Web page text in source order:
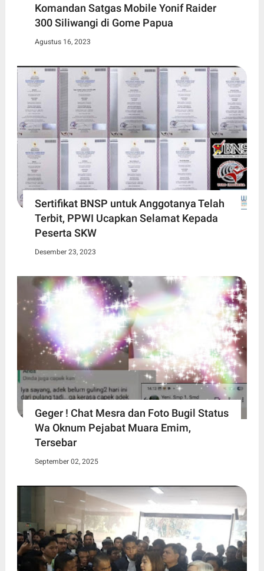
Komandan Satgas Mobile Yonif Raider
300 Siliwangi di Gome Papua
Agustus 16, 2023
Sertifikat BNSP untuk Anggotanya Telah
Terbit, PPWI Ucapkan Selamat Kepada
Peserta SKW
Desember 23, 2023
Geger ! Chat Mesra dan Foto Bugil Status
Wa Oknum Pejabat Muara Emim,
Tersebar
September 02, 2025